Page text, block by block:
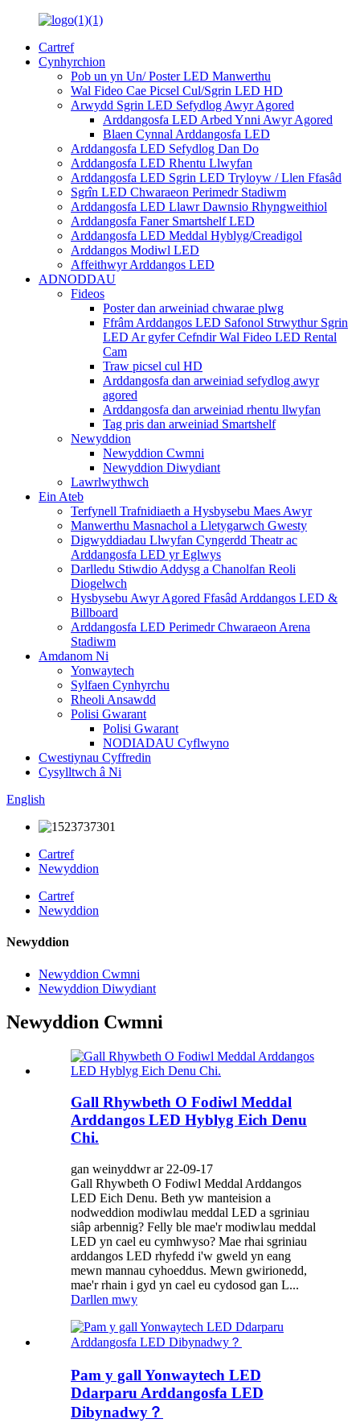
Cartref
Cynhyrchion
Pob un yn Un/ Poster LED Manwerthu
Wal Fideo Cae Picsel Cul/Sgrin LED HD
Arwydd Sgrin LED Sefydlog Awyr Agored
Arddangosfa LED Arbed Ynni Awyr Agored
Blaen Cynnal Arddangosfa LED
Arddangosfa LED Sefydlog Dan Do
Arddangosfa LED Rhentu Llwyfan
Arddangosfa LED Sgrin LED Tryloyw / Llen Ffasâd
Sgrîn LED Chwaraeon Perimedr Stadiwm
Arddangosfa LED Llawr Dawnsio Rhyngweithiol
Arddangosfa Faner Smartshelf LED
Arddangosfa LED Meddal Hyblyg/Creadigol
Arddangos Modiwl LED
Affeithwyr Arddangos LED
ADNODDAU
Fideos
Poster dan arweiniad chwarae plwg
Ffrâm Arddangos LED Safonol Strwythur Sgrin
LED Ar gyfer Cefndir Wal Fideo LED Rental
Cam
Traw picsel cul HD
Arddangosfa dan arweiniad sefydlog awyr
agored
Arddangosfa dan arweiniad rhentu llwyfan
Tag pris dan arweiniad Smartshelf
Newyddion
Newyddion Cwmni
Newyddion Diwydiant
Lawrlwythwch
Ein Ateb
Terfynell Trafnidiaeth a Hysbysebu Maes Awyr
Manwerthu Masnachol a Lletygarwch Gwesty
Digwyddiadau Llwyfan Cyngerdd Theatr ac
Arddangosfa LED yr Eglwys
Darlledu Stiwdio Addysg a Chanolfan Reoli
Diogelwch
Hysbysebu Awyr Agored Ffasâd Arddangos LED &
Billboard
Arddangosfa LED Perimedr Chwaraeon Arena
Stadiwm
Amdanom Ni
Yonwaytech
Sylfaen Cynhyrchu
Rheoli Ansawdd
Polisi Gwarant
Polisi Gwarant
NODIADAU Cyflwyno
Cwestiynau Cyffredin
Cysylltwch â Ni
English
Cartref
Newyddion
Cartref
Newyddion
Newyddion
Newyddion Cwmni
Newyddion Diwydiant
Newyddion Cwmni
Gall Rhywbeth O Fodiwl Meddal
Arddangos LED Hyblyg Eich Denu
Chi.
gan weinyddwr ar 22-09-17
Gall Rhywbeth O Fodiwl Meddal Arddangos
LED Eich Denu. Beth yw manteision a
nodweddion modiwlau meddal LED a sgriniau
siâp arbennig? Felly ble mae'r modiwlau meddal
LED yn cael eu cymhwyso? Mae rhai sgriniau
arddangos LED rhyfedd i'w gweld yn eang
mewn mannau cyhoeddus. Mewn gwirionedd,
mae'r rhain i gyd yn cael eu cydosod gan L...
Darllen mwy
Pam y gall Yonwaytech LED
Ddarparu Arddangosfa LED
Dibynadwy？